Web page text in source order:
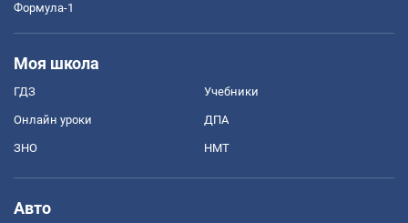
Формула-1
Моя школа
ГДЗ Учебники
Онлайн уроки ДПА
ЗНО НМТ
Авто